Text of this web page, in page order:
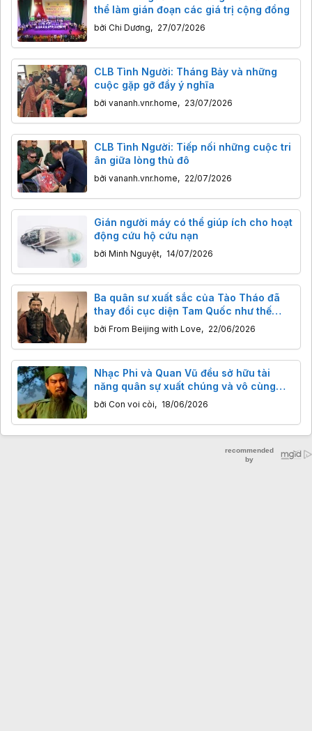
thể làm gián đoạn các giá trị cộng đồng
bởi Chi Dương, 27/07/2026
CLB Tình Người: Tháng Bảy và những
cuộc gặp gỡ đầy ý nghĩa
bởi vananh.vnr.home, 23/07/2026
CLB Tình Người: Tiếp nối những cuộc tri
ân giữa lòng thủ đô
bởi vananh.vnr.home, 22/07/2026
Gián người máy có thể giúp ích cho hoạt
động cứu hộ cứu nạn
bởi Minh Nguyệt, 14/07/2026
Ba quân sư xuất sắc của Tào Tháo đã
thay đổi cục diện Tam Quốc như thế
nào?
bởi From Beijing with Love, 22/06/2026
Nhạc Phi và Quan Vũ đều sở hữu tài
năng quân sự xuất chúng và vô cùng
trung thành. Tại sao chỉ Quan Vũ được
tôn Thánh Võ?
bởi Con voi còi, 18/06/2026